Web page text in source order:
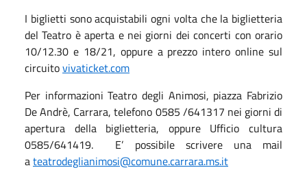
I biglietti sono acquistabili ogni volta che la biglietteria
del Teatro è aperta e nei giorni dei concerti con orario
10/12.30 e 18/21, oppure a prezzo intero online sul
circuitovivaticket.com
Per informazioni Teatro degli Animosi, piazza Fabrizio
De Andrè, Carrara, telefono 0585 /641317 nei giorni di
apertura della biglietteria, oppure Ufficio cultura
0585/641419. E’ possibile scrivere una mail
ateatrodeglianimosi@comune.carrara.ms.it